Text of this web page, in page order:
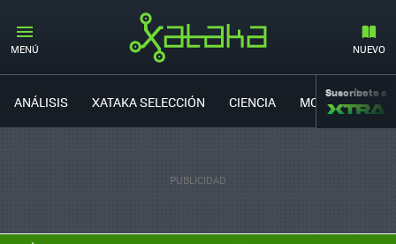
MENÚ NUEVO
ANÁLISIS XATAKA SELECCIÓN CIENCIA MOVILIDAD
Suscríbete a